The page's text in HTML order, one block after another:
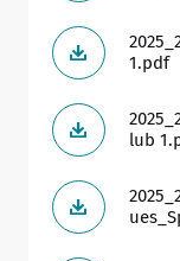
1.pdf
lub